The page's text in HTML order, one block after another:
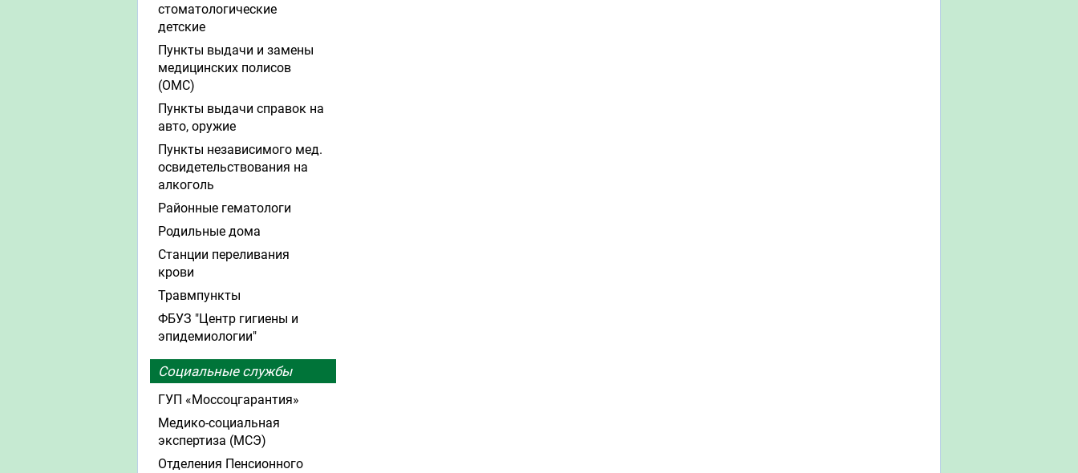
стоматологические
детские
Пункты выдачи и замены
медицинских полисов
(ОМС)
Пункты выдачи справок на
авто, оружие
Пункты независимого мед.
освидетельствования на
алкоголь
Районные гематологи
Родильные дома
Станции переливания
крови
Травмпункты
ФБУЗ "Центр гигиены и
эпидемиологии"
Социальные службы
ГУП «Моссоцгарантия»
Медико-социальная
экспертиза (МСЭ)
Отделения Пенсионного